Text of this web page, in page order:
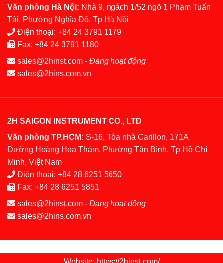
Văn phòng Hà Nội: Nhà 9, ngách 1/52 ngõ 1 Phạm Tuấn
Tài, Phường Nghĩa Đô, Tp Hà Nội
Điện thoại: +84 24 3791 1179
Fax: +84 24 3791 1180
sales@2hinst.com - Đang hoạt động
sales@2hins.com.vn
2H SAIGON INSTRUMENT CO., LTD
Văn phòng TP.HCM: S-16, Tòa nhà Carillon, 171A
Đường Hoàng Hoa Thám, Phường Tân Bình, Tp Hồ Chí
Minh, Việt Nam
Điện thoại: +84 28 6251 5650
Fax: +84 28 6251 5851
sales@2hinst.com - Đang hoạt động
sales@2hins.com.vn
Website: https://2hinst.com/